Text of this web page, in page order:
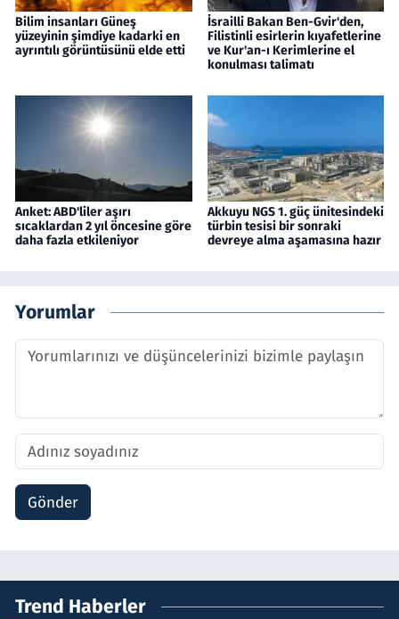
Bilim insanları Güneş
yüzeyinin şimdiye kadarki en
ayrıntılı görüntüsünü elde etti
İsrailli Bakan Ben-Gvir'den,
Filistinli esirlerin kıyafetlerine
ve Kur'an-ı Kerimlerine el
konulması talimatı
Anket: ABD'liler aşırı
sıcaklardan 2 yıl öncesine göre
daha fazla etkileniyor
Akkuyu NGS 1. güç ünitesindeki
türbin tesisi bir sonraki
devreye alma aşamasına hazır
Yorumlar
Gönder
Trend Haberler